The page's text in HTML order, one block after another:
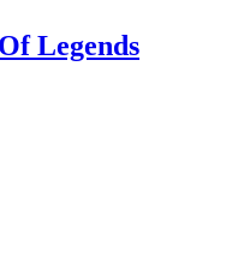
Legends